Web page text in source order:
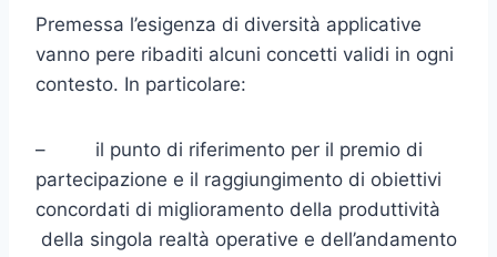
Premessa l’esigenza di diversità applicative
vanno pere ribaditi al­cuni concetti validi in ogni
contesto. In particolare:
– il punto di riferimento per il premio di
partecipazione e il raggiungimento di obiettivi
concordati di miglioramento della produttività
della singola realtà operative e dell’andamento